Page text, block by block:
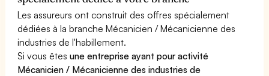
Les assureurs ont construit des offres spécialement
dédiées à la branche Mécanicien / Mécanicienne des
industries de l'habillement.
Si vous êtesune entreprise ayant pour activité
Mécanicien / Mécanicienne des industries de